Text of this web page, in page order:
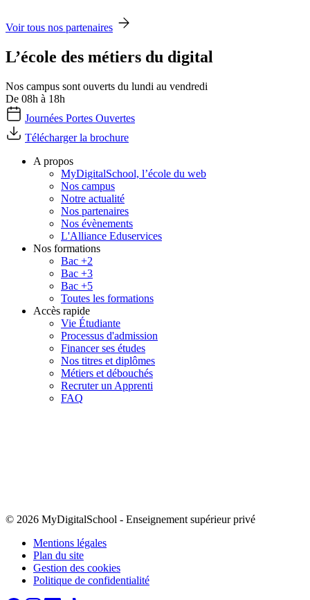
Voir tous nos partenaires
L’école des métiers du digital
Nos campus sont ouverts du lundi au vendredi
De 08h à 18h
Journées Portes Ouvertes
Télécharger la brochure
A propos
MyDigitalSchool, l’école du web
Nos campus
Notre actualité
Nos partenaires
Nos évènements
L'Alliance Eduservices
Nos formations
Bac +2
Bac +3
Bac +5
Toutes les formations
Accès rapide
Vie Étudiante
Processus d'admission
Financer ses études
Nos titres et diplômes
Métiers et débouchés
Recruter un Apprenti
FAQ
© 2026 MyDigitalSchool - Enseignement supérieur privé
Mentions légales
Plan du site
Gestion des cookies
Politique de confidentialité